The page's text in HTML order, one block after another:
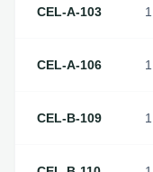
CEL-A-103 1
CEL-A-106 1
CEL-B-109 1